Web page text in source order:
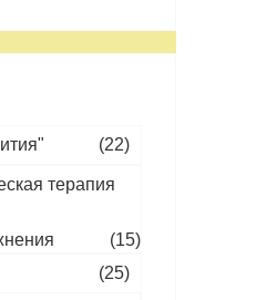
(22)
терапия
(15)
(25)